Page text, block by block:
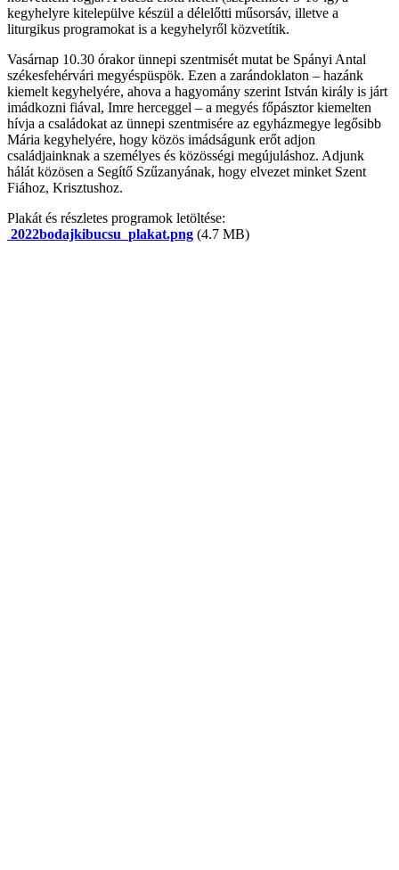
kegyhelyre kitelepülve készül a délelőtti műsorsáv, illetve a
liturgikus programokat is a kegyhelyről közvetítik.
Vasárnap 10.30 órakor ünnepi szentmisét mutat be Spányi Antal
székesfehérvári megyéspüspök. Ezen a zarándoklaton – hazánk
kiemelt kegyhelyére, ahova a hagyomány szerint István király is járt
imádkozni fiával, Imre herceggel – a megyés főpásztor kiemelten
hívja a családokat az ünnepi szentmisére az egyházmegye legősibb
Mária kegyhelyére, hogy közös imádságunk erőt adjon
családjainknak a személyes és közösségi megújuláshoz. Adjunk
hálát közösen a Segítő Szűzanyának, hogy elvezet minket Szent
Fiához, Krisztushoz.
Plakát és részletes programok letöltése:
2022bodajkibucsu_plakat.png (4.7 MB)